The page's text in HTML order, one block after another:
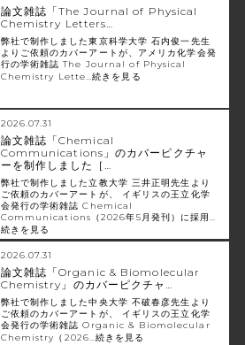
論文雑誌「The Journal of Physical
Chemistry Letters…
弊社で制作しました東京科学大学 石内俊一先生
よりご依頼のカバーアートが、アメリカ化学会発
行の学術雑誌 The Journal of Physical
Chemistry Lette…続きを見る
2026.07.31
論文雑誌「Chemical
Communications」のカバーピクチャ
ーを制作しました［…
弊社で制作しました立教大学 三井正明先生より
ご依頼のカバーアートが、 イギリスの王立化学
会発行の学術雑誌 Chemical
Communications（2026年5月発刊）に採用…
続きを見る
2026.07.31
論文雑誌「Organic & Biomolecular
Chemistry」のカバーピクチャ…
弊社で制作しました中央大学 不破春彦先生より
ご依頼のカバーアートが、 イギリスの王立化学
会発行の学術雑誌 Organic & Biomolecular
Chemistry（2026…続きを見る